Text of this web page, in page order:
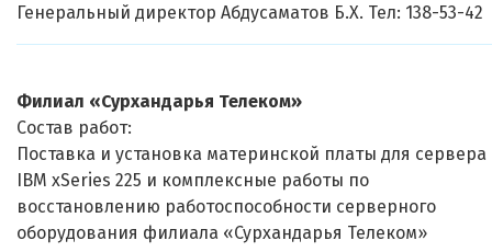
Генеральный директор Абдусаматов Б.Х. Тел: 138-53-42
Филиал «Сурхандарья Телеком»
Состав работ:
Поставка и установка материнской платы для сервера
IBM xSeries 225 и комплексные работы по
восстановлению работоспособности серверного
оборудования филиала «Сурхандарья Телеком»